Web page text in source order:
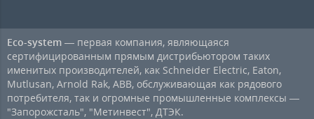
Eco-system — первая компания, являющаяся
сертифицированным прямым дистрибьютором таких
именитых производителей, как Schneider Electric, Eaton,
Mutlusan, Arnold Rak, ABB, обслуживающая как рядового
потребителя, так и огромные промышленные комплексы —
"Запорожсталь", "Метинвест", ДТЭК.